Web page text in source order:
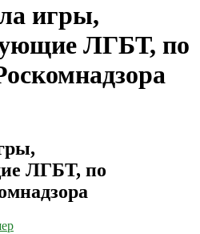
игры,
ЛГБТ, по
ЛГБТ, по